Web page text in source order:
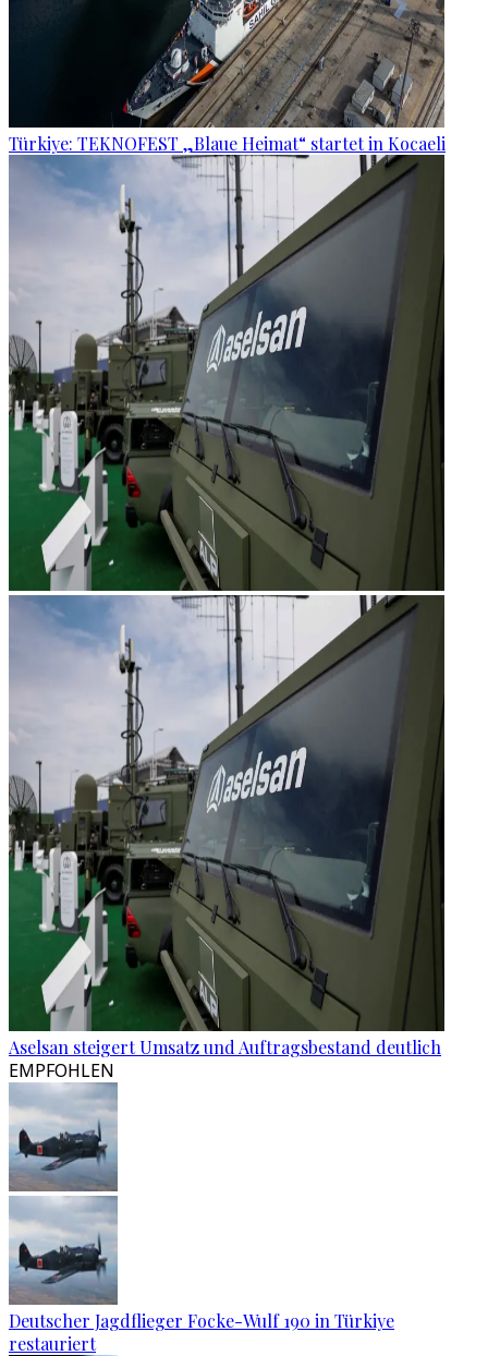
Türkiye: TEKNOFEST „Blaue Heimat“ startet in Kocaeli
Aselsan steigert Umsatz und Auftragsbestand deutlich
EMPFOHLEN
Deutscher Jagdflieger Focke-Wulf 190 in Türkiye
restauriert